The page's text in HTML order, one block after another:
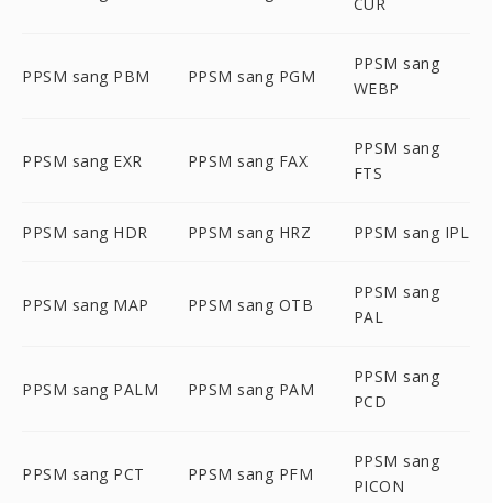
PPSM sang PBM PPSM sang PGM
PPSM sang
WEBP
PPSM sang EXR PPSM sang FAX
PPSM sang
FTS
PPSM sang HDR PPSM sang HRZ PPSM sang IPL
PPSM sang MAP PPSM sang OTB
PPSM sang
PAL
PPSM sang PALM PPSM sang PAM
PPSM sang
PCD
PPSM sang PCT PPSM sang PFM
PPSM sang
PICON